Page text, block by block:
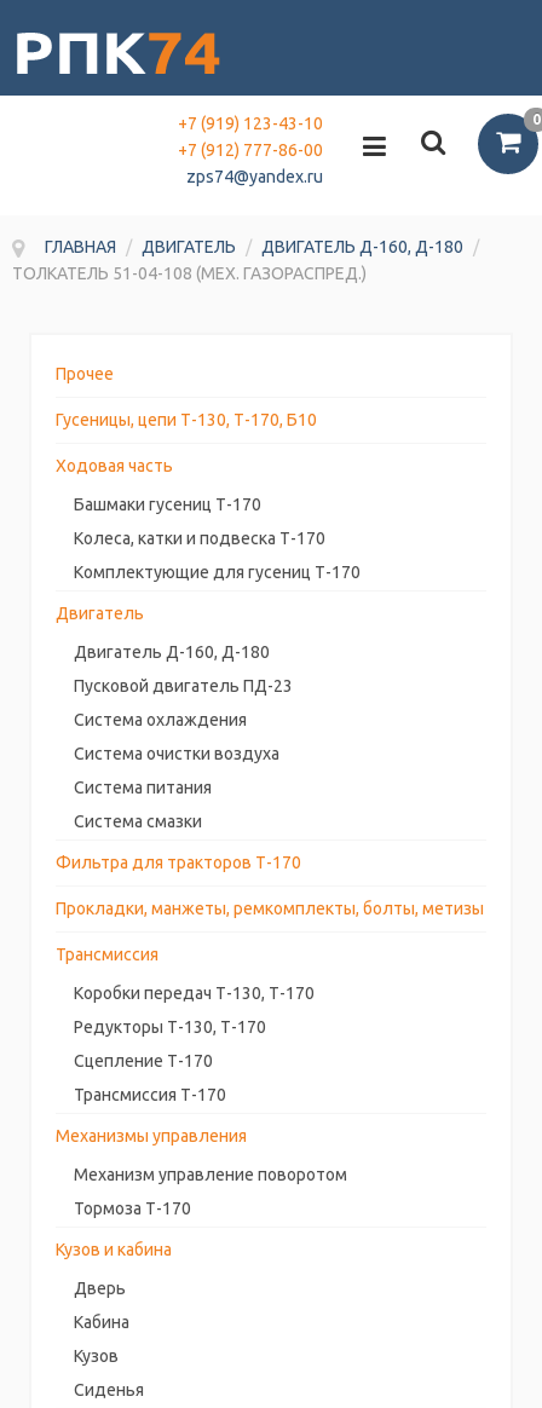
0
+7 (919) 123-43-10
+7 (912) 777-86-00
zps74@yandex.ru
ГЛАВНАЯ / ДВИГАТЕЛЬ / ДВИГАТЕЛЬ Д-160, Д-180
/
ТОЛКАТЕЛЬ 51-04-108 (МЕХ. ГАЗОРАСПРЕД.)
Прочее
Гусеницы, цепи Т-130, Т-170, Б10
Ходовая часть
Башмаки гусениц Т-170
Колеса, катки и подвеска Т-170
Комплектующие для гусениц Т-170
Двигатель
Двигатель Д-160, Д-180
Пусковой двигатель ПД-23
Система охлаждения
Система очистки воздуха
Система питания
Система смазки
Фильтра для тракторов Т-170
Прокладки, манжеты, ремкомплекты, болты, метизы
Трансмиссия
Коробки передач Т-130, Т-170
Редукторы Т-130, Т-170
Сцепление Т-170
Трансмиссия Т-170
Механизмы управления
Механизм управление поворотом
Тормоза Т-170
Кузов и кабина
Дверь
Кабина
Кузов
Сиденья